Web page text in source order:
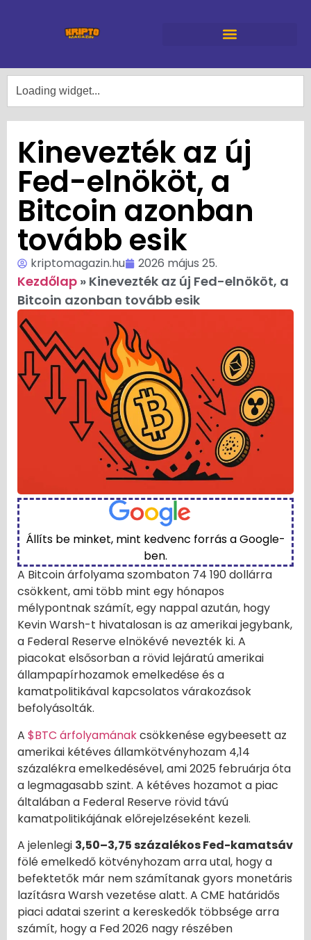
Kinevezték az új
Fed-elnököt, a
Bitcoin azonban
tovább esik
kriptomagazin.hu 2026 május 25.
Kezdőlap » Kinevezték az új Fed-elnököt, a
Bitcoin azonban tovább esik
Állíts be minket, mint kedvenc forrás a Google-
ben.
A Bitcoin árfolyama szombaton 74 190 dollárra
csökkent, ami több mint egy hónapos
mélypontnak számít, egy nappal azután, hogy
Kevin Warsh-t hivatalosan is az amerikai jegybank,
a Federal Reserve elnökévé nevezték ki. A
piacokat elsősorban a rövid lejáratú amerikai
állampapírhozamok emelkedése és a
kamatpolitikával kapcsolatos várakozások
befolyásolták.
A $BTC árfolyamánakcsökkenése egybeesett az
amerikai kétéves államkötvényhozam 4,14
százalékra emelkedésével, ami 2025 februárja óta
a legmagasabb szint. A kétéves hozamot a piac
általában a Federal Reserve rövid távú
kamatpolitikájának előrejelzéseként kezeli.
A jelenlegi 3,50–3,75 százalékos Fed-kamatsáv
fölé emelkedő kötvényhozam arra utal, hogy a
befektetők már nem számítanak gyors monetáris
lazításra Warsh vezetése alatt. A CME határidős
piaci adatai szerint a kereskedők többsége arra
számít, hogy a Fed 2026 nagy részében